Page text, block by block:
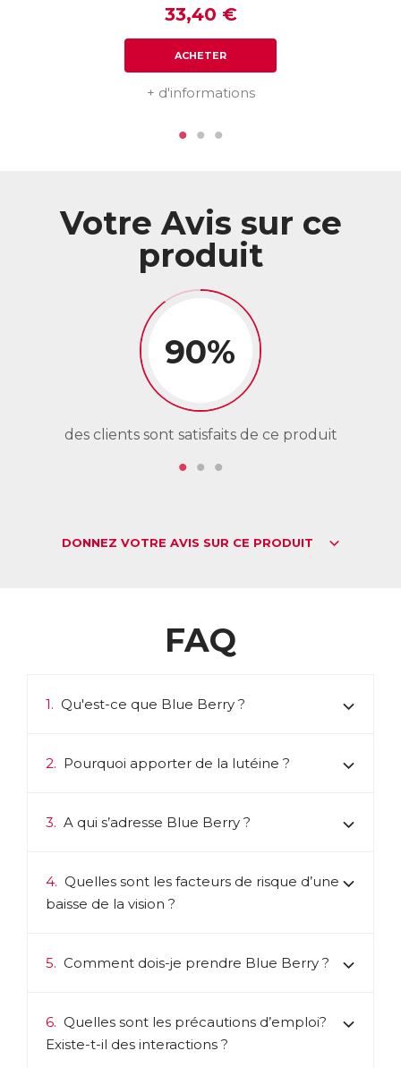
3401529518576
33,40 €
ACHETER
+ d'informations
Votre Avis sur ce
produit
90%
des clients sont satisfaits de ce produit
DONNEZ VOTRE AVIS SUR CE PRODUIT
FAQ
1. Qu'est-ce que Blue Berry ?
2. Pourquoi apporter de la lutéine ?
3. A qui s’adresse Blue Berry ?
4. Quelles sont les facteurs de risque d’une
baisse de la vision ?
5. Comment dois-je prendre Blue Berry ?
6. Quelles sont les précautions d’emploi?
Existe-t-il des interactions ?